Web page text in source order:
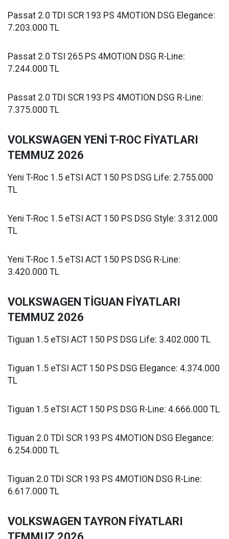
Passat 2.0 TDI SCR 193 PS 4MOTION DSG Elegance:
7.203.000 TL
Passat 2.0 TSI 265 PS 4MOTION DSG R-Line:
7.244.000 TL
Passat 2.0 TDI SCR 193 PS 4MOTION DSG R-Line:
7.375.000 TL
VOLKSWAGEN YENİ T-ROC FİYATLARI
TEMMUZ 2026
Yeni T-Roc 1.5 eTSI ACT 150 PS DSG Life: 2.755.000
TL
Yeni T-Roc 1.5 eTSI ACT 150 PS DSG Style: 3.312.000
TL
Yeni T-Roc 1.5 eTSI ACT 150 PS DSG R-Line:
3.420.000 TL
VOLKSWAGEN TİGUAN FİYATLARI
TEMMUZ 2026
Tiguan 1.5 eTSI ACT 150 PS DSG Life: 3.402.000 TL
Tiguan 1.5 eTSI ACT 150 PS DSG Elegance: 4.374.000
TL
Tiguan 1.5 eTSI ACT 150 PS DSG R-Line: 4.666.000 TL
Tiguan 2.0 TDI SCR 193 PS 4MOTION DSG Elegance:
6.254.000 TL
Tiguan 2.0 TDI SCR 193 PS 4MOTION DSG R-Line:
6.617.000 TL
VOLKSWAGEN TAYRON FİYATLARI